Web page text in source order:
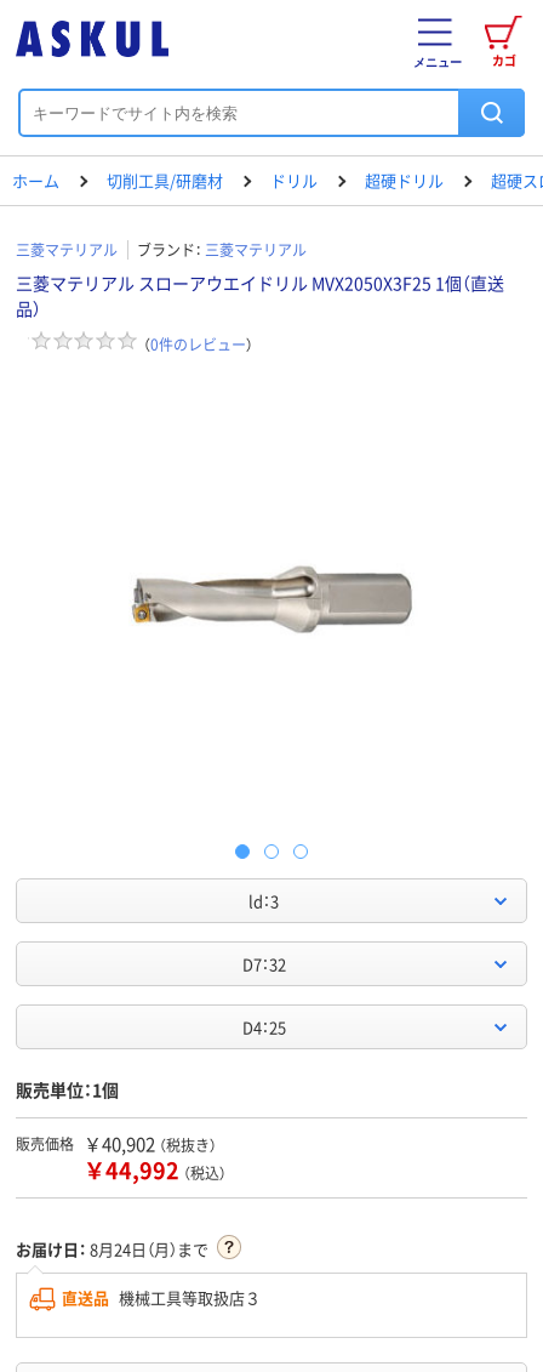
カゴ
メニュー
ホーム 切削工具/研磨材 ドリル 超硬ドリル 超硬ス
三菱マテリアル ブランド： 三菱マテリアル
三菱マテリアル スローアウエイドリル MVX2050X3F25 1個（直送
品）
（0件のレビュー）
ld：3
D7：32
D4：25
販売単位：1個
販売価格 ￥40,902 （税抜き）
￥44,992 （税込）
お届け日： 8月24日（月）まで
直送品 機械工具等取扱店３